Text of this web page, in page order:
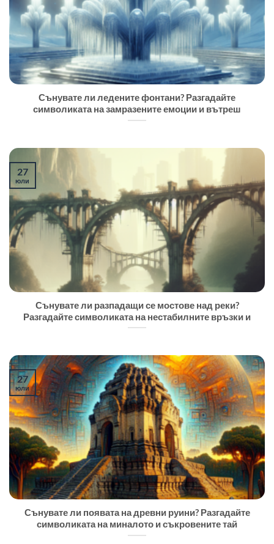
Сънувате ли ледените фонтани? Разгадайте
символиката на замразените емоции и вътреш
Сънувате ли разпадащи се мостове над реки?
Разгадайте символиката на нестабилните връзки и
27
юли
Сънувате ли появата на древни руини? Разгадайте
символиката на миналото и съкровените тай
27
юли